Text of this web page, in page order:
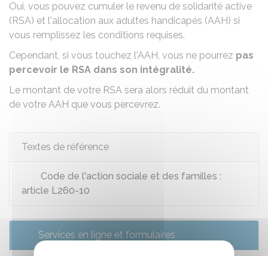
Oui, vous pouvez cumuler le revenu de solidarité active
(RSA) et l'allocation aux adultes handicapés (AAH) si
vous remplissez les conditions requises.
Cependant, si vous touchez l'AAH, vous ne pourrez pas
percevoir le RSA dans son intégralité.
Le montant de votre RSA sera alors réduit du montant
de votre AAH que vous percevrez.
Textes de référence
Code de l'action sociale et des familles :
article L260-10
Services en ligne et formulaires